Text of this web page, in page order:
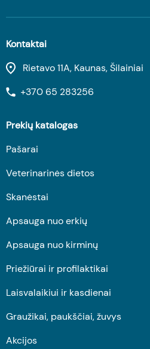
Kontaktai
Rietavo 11A, Kaunas, Šilainiai
+370 65 283256
Prekių katalogas
Pašarai
Veterinarinės dietos
Skanėstai
Apsauga nuo erkių
Apsauga nuo kirminų
Priežiūrai ir profilaktikai
Laisvalaikiui ir kasdienai
Graužikai, paukščiai, žuvys
Akcijos